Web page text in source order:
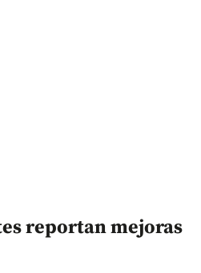
reportan mejoras